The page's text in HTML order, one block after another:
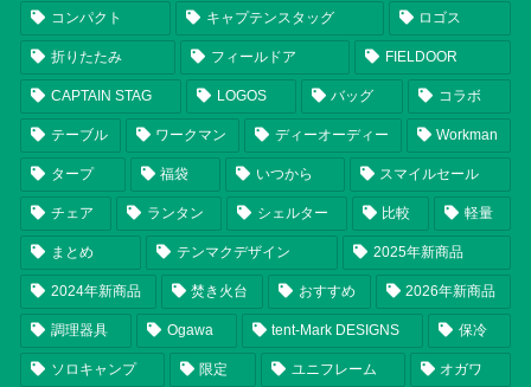
コンパクト キャプテンスタッグ ロゴス
折りたたみ フィールドア FIELDOOR
CAPTAIN STAG LOGOS バッグ コラボ
テーブル ワークマン ディーオーディー Workman
タープ 福袋 いつから スマイルセール
チェア ランタン シェルター 比較 軽量
まとめ テンマクデザイン 2025年新商品
2024年新商品 焚き火台 おすすめ 2026年新商品
調理器具 Ogawa tent-Mark DESIGNS 保冷
ソロキャンプ 限定 ユニフレーム オガワ